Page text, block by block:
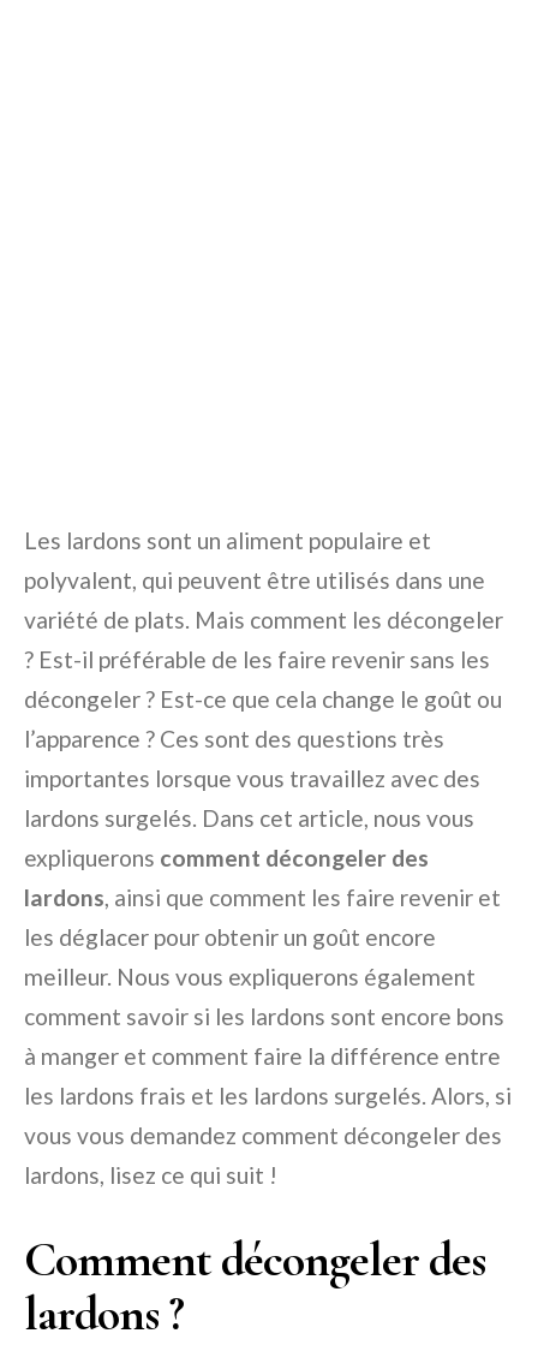
Les lardons sont un aliment populaire et
polyvalent, qui peuvent être utilisés dans une
variété de plats. Mais comment les décongeler
? Est-il préférable de les faire revenir sans les
décongeler ? Est-ce que cela change le goût ou
l’apparence ? Ces sont des questions très
importantes lorsque vous travaillez avec des
lardons surgelés. Dans cet article, nous vous
expliquerons comment décongeler des
lardons, ainsi que comment les faire revenir et
les déglacer pour obtenir un goût encore
meilleur. Nous vous expliquerons également
comment savoir si les lardons sont encore bons
à manger et comment faire la différence entre
les lardons frais et les lardons surgelés. Alors, si
vous vous demandez comment décongeler des
lardons, lisez ce qui suit !
Comment décongeler des
lardons ?